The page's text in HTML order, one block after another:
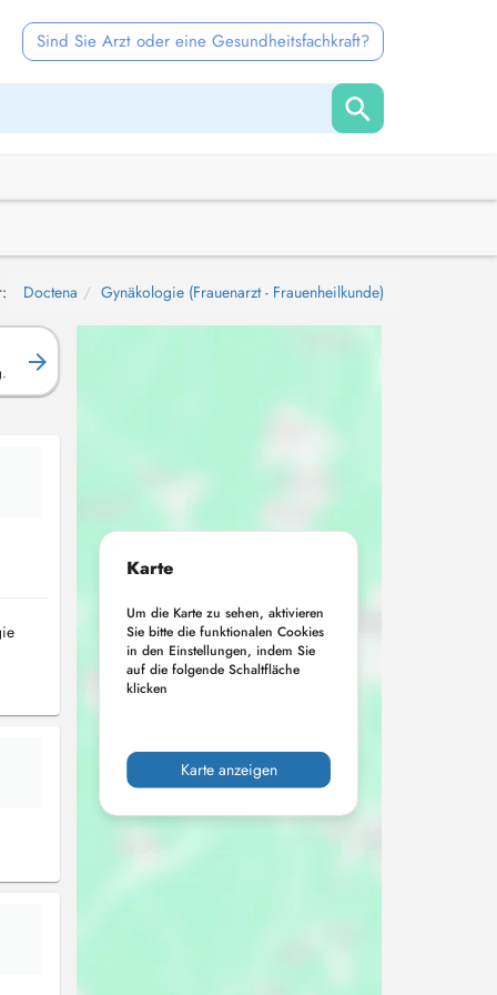
Sind Sie Arzt oder eine Gesundheitsfachkraft?
Doctena Gynäkologie (Frauenarzt - Frauenheilkunde)
Karte
Um die Karte zu sehen, aktivieren
Sie bitte die funktionalen Cookies
in den Einstellungen, indem Sie
auf die folgende Schaltfläche
klicken
Karte anzeigen